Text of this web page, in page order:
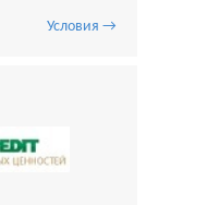
Условия →